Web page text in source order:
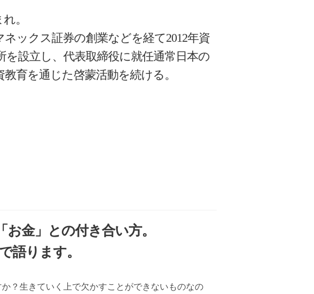
。
ネックス証券の創業などを経て2012年資
を設立し、代表取締役に就任通常日本の
育を通じた啓蒙活動を続ける。
金」との付き合い方。
語ります。
？生きていく上で欠かすことができないものなの